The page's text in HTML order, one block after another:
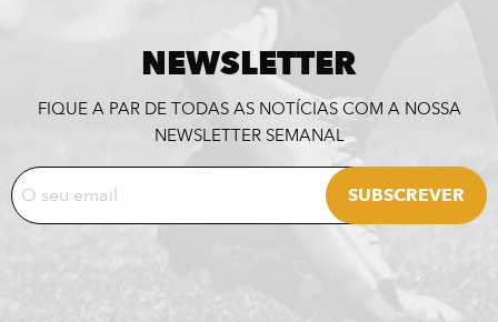
NEWSLETTER
FIQUE A PAR DE TODAS AS NOTÍCIAS COM A NOSSA
NEWSLETTER SEMANAL